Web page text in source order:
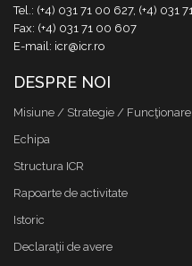
Tel.: (+4) 031 71 00 627, (+4) 031
Fax: (+4) 031 71 00 607
E-mail: icr@icr.ro
DESPRE NOI
Misiune / Strategie / Funcţionare
Echipa
Structura ICR
Rapoarte de activitate
Istoric
Declaraţii de avere